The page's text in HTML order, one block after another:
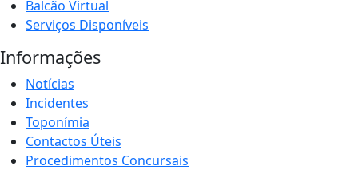
Balcão Virtual
Serviços Disponíveis
Informações
Notícias
Incidentes
Toponímia
Contactos Úteis
Procedimentos Concursais